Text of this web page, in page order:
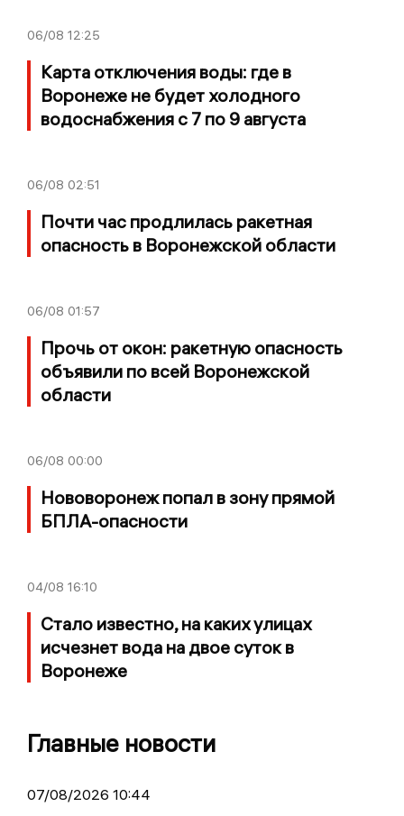
06/08 12:25
Карта отключения воды: где в
Воронеже не будет холодного
водоснабжения с 7 по 9 августа
06/08 02:51
Почти час продлилась ракетная
опасность в Воронежской области
06/08 01:57
Прочь от окон: ракетную опасность
объявили по всей Воронежской
области
06/08 00:00
Нововоронеж попал в зону прямой
БПЛА-опасности
04/08 16:10
Стало известно, на каких улицах
исчезнет вода на двое суток в
Воронеже
Главные новости
07/08/2026 10:44